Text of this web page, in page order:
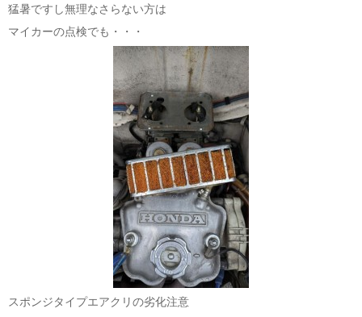
猛暑ですし無理なさらない方は
マイカーの点検でも・・・
スポンジタイプエアクリの劣化注意